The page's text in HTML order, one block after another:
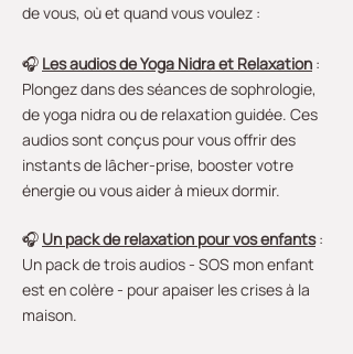
de vous, où et quand vous voulez :
🎧 Les audios de Yoga Nidra et Relaxation :
Plongez dans des séances de sophrologie,
de yoga nidra ou de relaxation guidée. Ces
audios sont conçus pour vous offrir des
instants de lâcher-prise, booster votre
énergie ou vous aider à mieux dormir.
🎧 Un pack de relaxation pour vos enfants:
Un pack de trois audios - SOS mon enfant
est en colère - pour apaiser les crises à la
maison.